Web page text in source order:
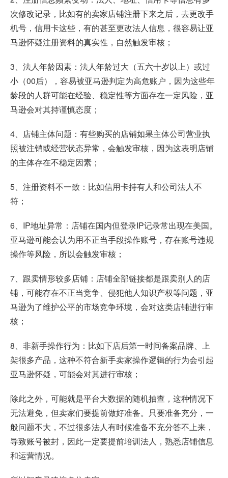
次修改记录，比如有的卖家店铺注册下来之后，去更改手
机号，信用卡这些，有的甚至更改法人信息，很容易让亚
马逊怀疑注册资料的真实性，自然触发审核；
3、法人年龄因素：法人年龄过大（五六十岁以上）或过
小（00后），容易被亚马逊判定为高危账户，因为这些年
龄段的人群可能在经验、稳定性等方面存在一定风险，亚
马逊会对其持谨慎态度；
4、店铺主体问题：有些购买的店铺如果主体公司营业执
照被注销或经营状态异常，会触发审核，因为这表明店铺
的主体存在不稳定因素；
5、注册资料不一致：比如信用卡持有人和公司法人不
符；
6、IP地址异常：店铺在国内但登录IP记录常出现在美国。
亚马逊可能会认为用不正当手段操作账号，存在账号违规
操作等风险，所以会触发审核；
7、跟卖情形较多店铺：店铺全部链接都是跟卖别人的店
铺，可能存在不正当竞争、侵犯他人知识产权等问题，亚
马逊为了维护公平的市场竞争环境，会对这类店铺进行审
核；
8、非新手操作行为：比如下店后第一时间备案品牌、上
架很多产品，这种不符合新手卖家操作逻辑的行为会引起
亚马逊怀疑，可能会对其进行审核；
除此之外，可能就是平台大数据的随机抽查，这种情况下
无法避免，但卖家们要提前做好准备。只要准备充分，一
般问题不大，不过很多法人有时候准备不充分答不上来，
导致账号被封，因此一定要提前培训法人，熟悉店铺信息
和运营情况。